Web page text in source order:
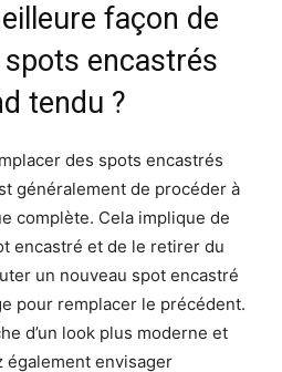
façon de
encastrés
tendu ?
des spots encastrés
généralement de procéder à
complète. Cela implique de
encastré et de le retirer du
un nouveau spot encastré
pour remplacer le précédent.
d’un look plus moderne et
également envisager